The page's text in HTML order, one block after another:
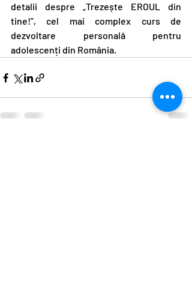
detalii despre „Trezește EROUL din
tine!”, cel mai complex curs de
dezvoltare personală pentru
adolescenți din România.